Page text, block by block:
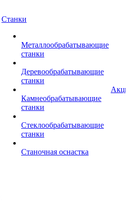
Станки
Металлообрабатывающие
станки
Деревообрабатывающие
станки
Камнеобрабатывающие
станки
Стеклообрабатывающие
станки
Станочная оснастка